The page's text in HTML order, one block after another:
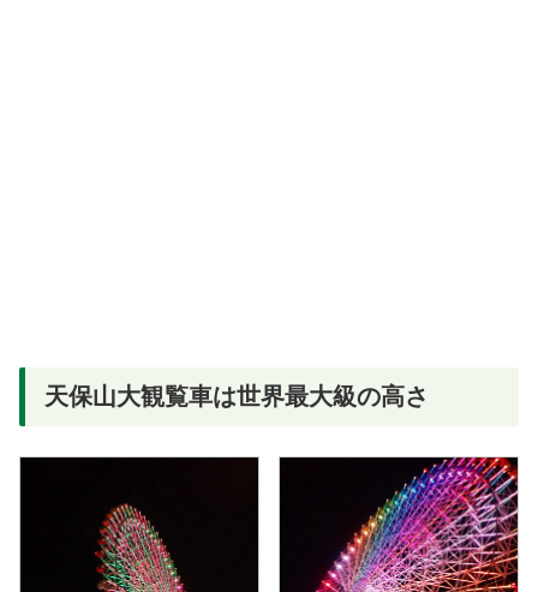
天保山大観覧車は世界最大級の高さ